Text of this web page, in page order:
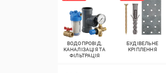
ВОДОПРОВІД,
КАНАЛІЗАЦІЯ ТА
ФІЛЬТРАЦІЯ
БУДІВЕЛЬНЕ
КРІПЛЕННЯ